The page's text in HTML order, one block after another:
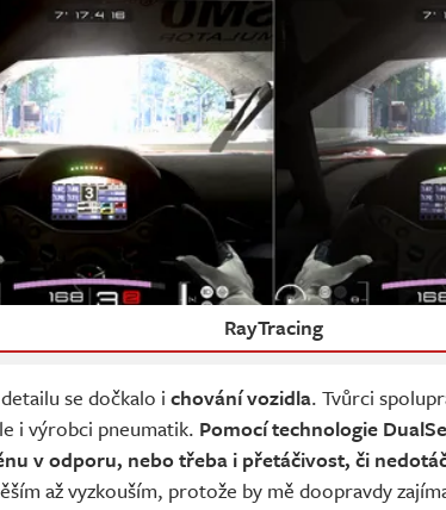
RayTracing
se dočkalo i chování vozidla. Tvůrci
i výrobci pneumatik. Pomocí technologie
v odporu, nebo třeba i přetáčivost, či
až vyzkouším, protože by mě doopravdy